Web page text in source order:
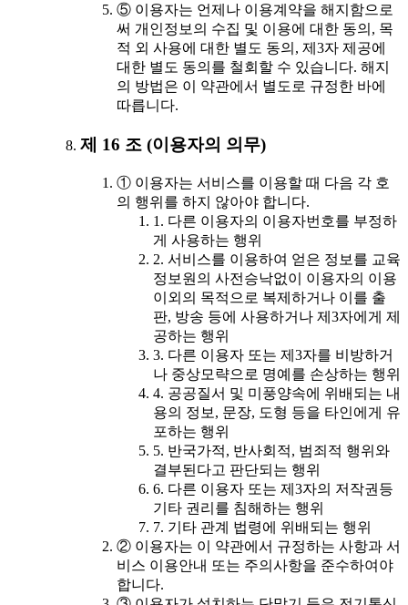
⑤ 이용자는 언제나 이용계약을 해지함으로
써 개인정보의 수집 및 이용에 대한 동의, 목
적 외 사용에 대한 별도 동의, 제3자 제공에
대한 별도 동의를 철회할 수 있습니다. 해지
의 방법은 이 약관에서 별도로 규정한 바에
따릅니다.
제 16 조 (이용자의 의무)
① 이용자는 서비스를 이용할 때 다음 각 호
의 행위를 하지 않아야 합니다.
1. 다른 이용자의 이용자번호를 부정하
게 사용하는 행위
2. 서비스를 이용하여 얻은 정보를 교육
정보원의 사전승낙없이 이용자의 이용
이외의 목적으로 복제하거나 이를 출
판, 방송 등에 사용하거나 제3자에게 제
공하는 행위
3. 다른 이용자 또는 제3자를 비방하거
나 중상모략으로 명예를 손상하는 행위
4. 공공질서 및 미풍양속에 위배되는 내
용의 정보, 문장, 도형 등을 타인에게 유
포하는 행위
5. 반국가적, 반사회적, 범죄적 행위와
결부된다고 판단되는 행위
6. 다른 이용자 또는 제3자의 저작권등
기타 권리를 침해하는 행위
7. 기타 관계 법령에 위배되는 행위
② 이용자는 이 약관에서 규정하는 사항과 서
비스 이용안내 또는 주의사항을 준수하여야
합니다.